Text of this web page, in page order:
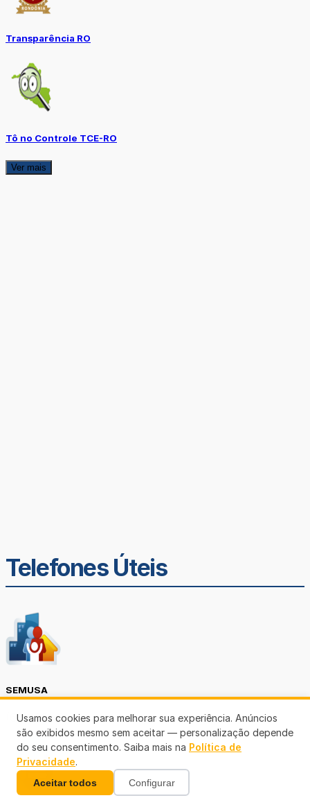
Transparência RO
Tô no Controle TCE-RO
Ver mais
Telefones Úteis
SEMUSA
(69)3901-3176
Usamos cookies para melhorar sua experiência. Anúncios
são exibidos mesmo sem aceitar — personalização depende
do seu consentimento. Saiba mais na Política de
Privacidade.
Aceitar todos Configurar